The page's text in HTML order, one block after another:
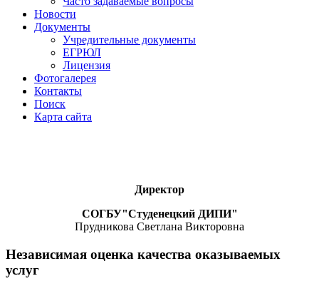
Новости
Документы
Учредительные документы
ЕГРЮЛ
Лицензия
Фотогалерея
Контакты
Поиск
Карта сайта
Директор
СОГБУ"Студенецкий ДИПИ"
Прудникова Светлана Викторовна
Независимая оценка качества оказываемых
услуг